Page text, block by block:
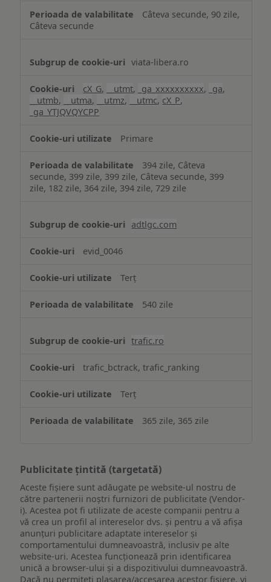
Câteva secunde, 90 zile,
Câteva secunde
viata-libera.ro
cX_G, __utmt, _ga_xxxxxxxxxx, _ga,
__utmb, __utma, __utmz, __utmc, cX_P,
_ga_YTJQVQYCPP
Primare
394 zile, Câteva
secunde, 399 zile, 399 zile, Câteva secunde, 399
zile, 182 zile, 364 zile, 394 zile, 729 zile
adtlgc.com
evid_0046
Terț
540 zile
trafic.ro
trafic_bctrack, trafic_ranking
Terț
365 zile, 365 zile
Publicitate țintită (targetată)
Aceste fișiere sunt adăugate pe website-ul nostru de
către partenerii noștri furnizori de publicitate (Vendor-
i). Acestea pot fi utilizate de aceste companii pentru a
vă crea un profil al intereselor dvs. și pentru a vă afișa
anunțuri publicitare adaptate intereselor și
comportamentului dumneavoastră, inclusiv pe alte
website-uri. Acestea funcționează prin identificarea
unică a browser-ului și a dispozitivului dumneavoastră.
Dacă nu permiteți plasarea/accesarea acestor fișiere, vi